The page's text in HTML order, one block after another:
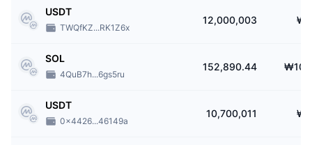
USDT
TWQfKZ...RK1Z6x
12,000,003
SOL
4QuB7h...6gs5ru
152,890.44
USDT
0x4426...46149a
10,700,011